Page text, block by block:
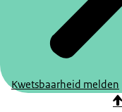
Kwetsbaarheid melden